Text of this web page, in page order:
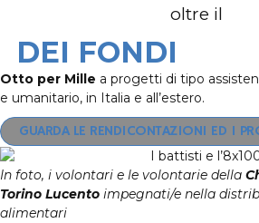
oltre il
DEI FONDI
Otto per Mille a progetti di tipo
e umanitario, in Italia e all’estero.
GUARDA LE RENDICONTAZIONI ED I
In foto, i volontari e le volontarie della
Torino Lucento impegnati/e nella
alimentari